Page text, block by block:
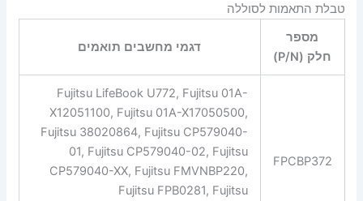
טבלת התאמות לסוללה
מספר
חלק (P/N)
דגמי מחשבים תואמים
FPCBP372
Fujitsu LifeBook U772, Fujitsu 01A-
X12051100, Fujitsu 01A-X17050500,
Fujitsu 38020864, Fujitsu CP579040-
01, Fujitsu CP579040-02, Fujitsu
CP579040-XX, Fujitsu FMVNBP220,
Fujitsu FPB0281, Fujitsu